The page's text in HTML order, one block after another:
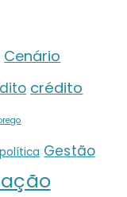
Cenário
crédito
Gestão